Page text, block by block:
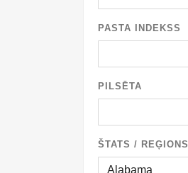
PASTA INDEKSS
PILSĒTA
ŠTATS / REĢIONS